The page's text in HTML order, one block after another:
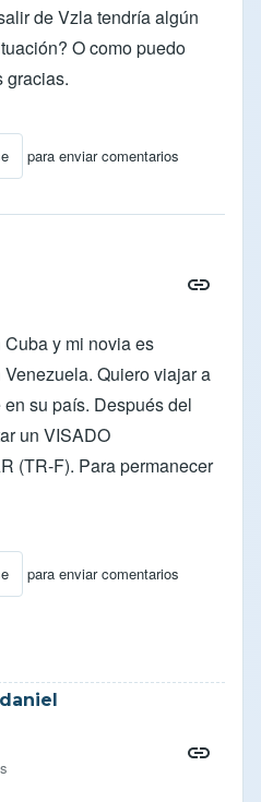
de Vzla tendría algún
O como puedo
gracias.
para enviar comentarios
y mi novia es
Quiero viajar a
su país. Después del
un VISADO
(TR-F). Para permanecer
para enviar comentarios